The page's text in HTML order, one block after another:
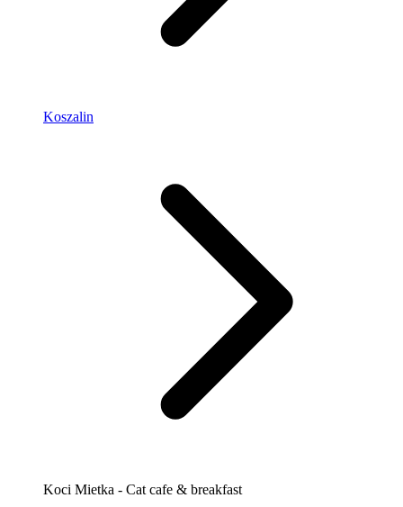
Koszalin
Koci Mietka - Cat cafe & breakfast